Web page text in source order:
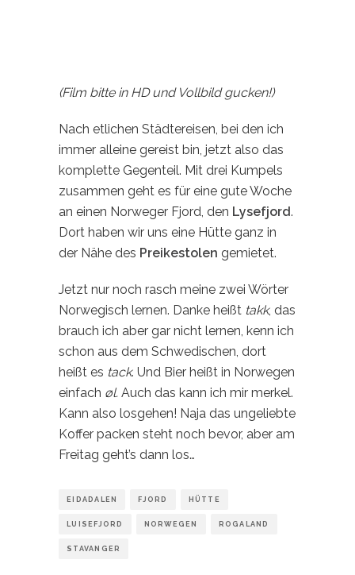
(Film bitte in HD und Vollbild gucken!)
Nach etlichen Städtereisen, bei den ich
immer alleine gereist bin, jetzt also das
komplette Gegenteil. Mit drei Kumpels
zusammen geht es für eine gute Woche
an einen Norweger Fjord, den Lysefjord.
Dort haben wir uns eine Hütte ganz in
der Nähe des Preikestolen gemietet.
Jetzt nur noch rasch meine zwei Wörter
Norwegisch lernen. Danke heißt takk, das
brauch ich aber gar nicht lernen, kenn ich
schon aus dem Schwedischen, dort
heißt es tack. Und Bier heißt in Norwegen
einfach øl. Auch das kann ich mir merkel.
Kann also losgehen! Naja das ungeliebte
Koffer packen steht noch bevor, aber am
Freitag geht’s dann los…
EIDADALEN FJORD HÜTTE
LUISEFJORD NORWEGEN ROGALAND
STAVANGER